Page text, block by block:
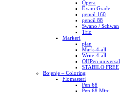
Opera
Exam Grade
pencil 160
pencil 88
Swano / Schwan
Trio
Markeri
plan
Mark-4-all
Write-4-all
OHPen universal
STABILO FREE
Bojenje – Coloring
Flomasteri
Pen 68
Pen 68 Mini